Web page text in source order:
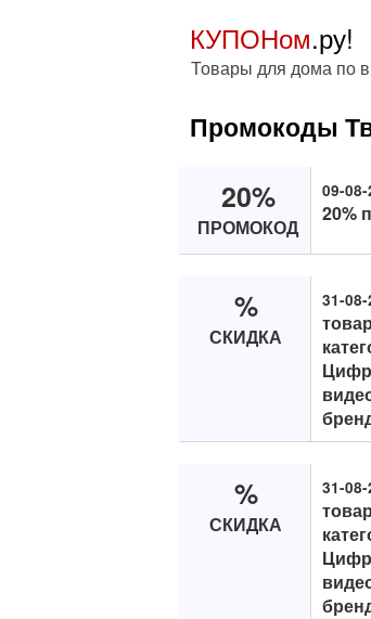
КУПОНом.ру!
Товары для дома по
Промокоды
20%
ПРОМОКОД
09-08-
20%
%
СКИДКА
31-08-
%
СКИДКА
31-08-